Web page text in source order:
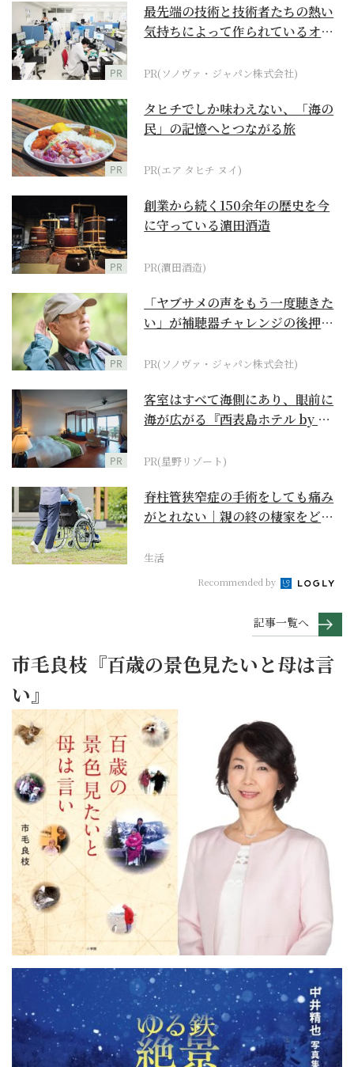
PR
最先端の技術と技術者たちの熱い
気持ちによって作られているオー
PR(ソノヴァ・ジャパン株式会社)
PR
タヒチでしか味わえない、「海の
民」の記憶へとつながる旅
PR(エア タヒチ ヌイ)
PR
創業から続く150余年の歴史を今
に守っている濵田酒造
PR(濵田酒造)
PR
「ヤブサメの声をもう一度聴きた
い」が補聴器チャレンジの後押し
PR(ソノヴァ・ジャパン株式会社)
PR
客室はすべて海側にあり、眼前に
海が広がる『西表島ホテル by 星
PR(星野リゾート)
脊柱管狭窄症の手術をしても痛み
がとれない｜親の終の棲家をどう
生活
Recommended by
記事一覧へ
市毛良枝『百歳の景色見たいと母は言
い』